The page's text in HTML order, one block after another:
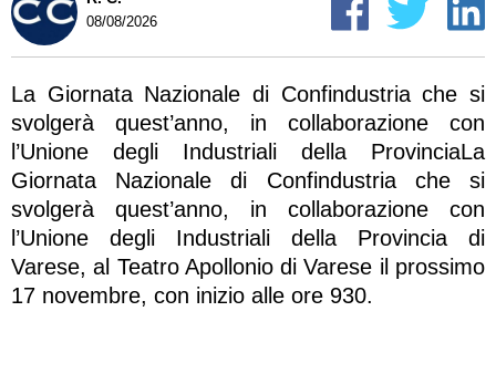
08/08/2026
La Giornata Nazionale di Confindustria che si
svolgerà quest’anno, in collaborazione con
l’Unione degli Industriali della ProvinciaLa
Giornata Nazionale di Confindustria che si
svolgerà quest’anno, in collaborazione con
l’Unione degli Industriali della Provincia di
Varese, al Teatro Apollonio di Varese il prossimo
17 novembre, con inizio alle ore 930.